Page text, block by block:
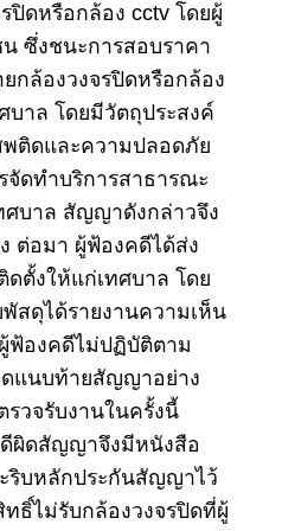
ปิดหรือกล้อง cctv โดยผู้
ซึ่งชนะการสอบราคา
ล้องวงจรปิดหรือกล้อง
บาล โดยมีวัตถุประสงค์
ติดและความปลอดภัย
จัดทำบริการสาธารณะ
บาล สัญญาดังกล่าวจึง
ต่อมา ผู้ฟ้องคดีได้ส่ง
ตั้งให้แก่เทศบาล โดย
สดุได้รายงานความเห็น
ฟ้องคดีไม่ปฏิบัติตาม
ดแนบท้ายสัญญาอย่าง
วจรับงานในครั้งนี้
ผิดสัญญาจึงมีหนังสือ
ริบหลักประกันสัญญาไว้
ธิ์ไม่รับกล้องวงจรปิดที่ผู้